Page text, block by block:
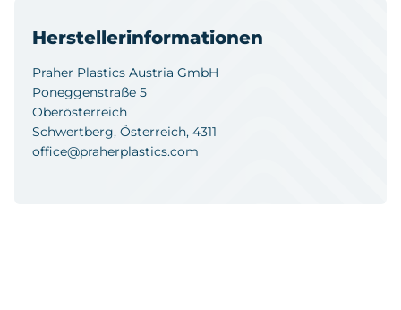
Herstellerinformationen
Praher Plastics Austria GmbH
Poneggenstraße 5
Oberösterreich
Schwertberg, Österreich, 4311
office@praherplastics.com